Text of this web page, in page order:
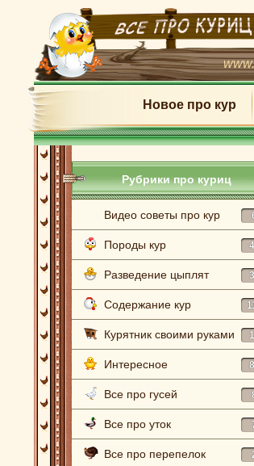
Новое про кур
Рубрики про куриц
Видео советы про кур
Породы кур
Разведение цыплят
Содержание кур
Курятник своими руками
Интересное
Все про гусей
Все про уток
Все про перепелок